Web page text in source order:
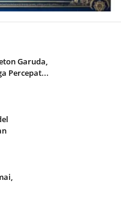
Garuda,
Percepat...